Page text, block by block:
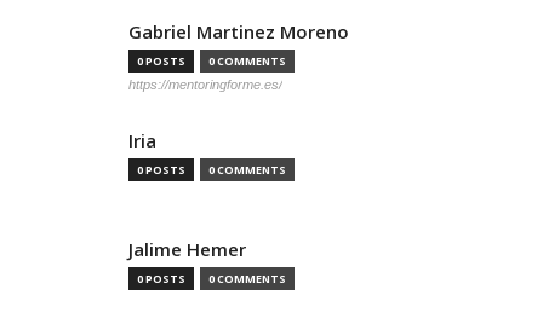
Gabriel Martinez Moreno
0 POSTS 0 COMMENTS
https://mentoringforme.es/
Iria
0 POSTS 0 COMMENTS
Jalime Hemer
0 POSTS 0 COMMENTS